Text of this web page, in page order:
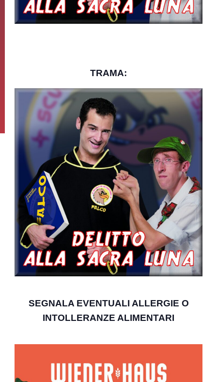
TRAMA:
SEGNALA EVENTUALI ALLERGIE O
INTOLLERANZE ALIMENTARI